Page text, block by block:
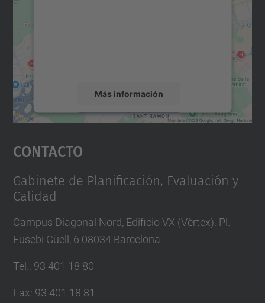
Más información
Aceptar
powered by
Contacto
Gabinete de Planificación, Evaluación y
Calidad
Campus Diagonal Nord, Edificio VX (Vèrtex). Pl.
Eusebi Güell, 6 08034 Barcelona
Tel. : 93 401 18 80
Fax: 93 401 18 81